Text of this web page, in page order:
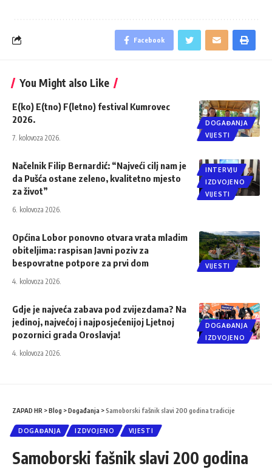
Facebook
You Might also Like
DOGAĐANJA
VIJESTI
E(ko) E(tno) F(letno) festival Kumrovec
2026.
7. kolovoza 2026.
INTERVJU
IZDVOJENO
VIJESTI
Načelnik Filip Bernardić: “Najveći cilj nam je
da Pušća ostane zeleno, kvalitetno mjesto
za život”
6. kolovoza 2026.
VIJESTI
Općina Lobor ponovno otvara vrata mladim
obiteljima: raspisan Javni poziv za
bespovratne potpore za prvi dom
4. kolovoza 2026.
DOGAĐANJA
IZDVOJENO
Gdje je najveća zabava pod zvijezdama? Na
jedinoj, najvećoj i najposjećenijoj Ljetnoj
pozornici grada Oroslavja!
4. kolovoza 2026.
ZAPAD HR >Blog >Događanja >Samoborski fašnik slavi 200 godina tradicije
DOGAĐANJA IZDVOJENO VIJESTI
Samoborski fašnik slavi 200 godina